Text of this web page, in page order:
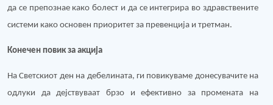
да се препознае како болест и да се интегрира во здравствените
системи како основен приоритет за превенција и третман.
Конечен повик за акција
На Светскиот ден на дебелината, ги повикуваме донесувачите на
одлуки да дејствуваат брзо и ефективно за промената на